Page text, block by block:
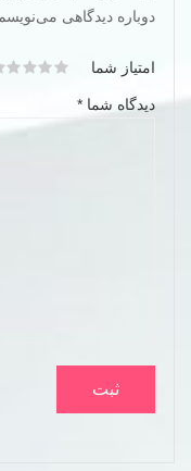
دوباره دیدگاهی می‌نویسم.
امتیاز شما
دیدگاه شما